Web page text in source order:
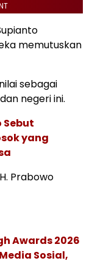
memutuskan
sebagai
negeri ini.
Sebut
yang
Prabowo
Awards 2026
Sosial,